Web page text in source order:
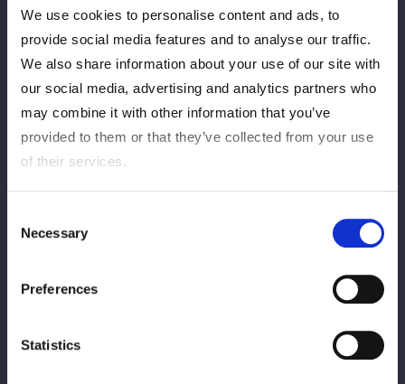
We use cookies to personalise content and ads, to
provide social media features and to analyse our traffic.
We also share information about your use of our site with
our social media, advertising and analytics partners who
may combine it with other information that you’ve
provided to them or that they’ve collected from your use
of their services.
Selection
Necessary
Preferences
Statistics
【なつぽい選手着用Tシャツ】
やさしいピンクカラーのボディに、「Sleeper Hold」のロゴと、
木々の間から顔をのぞかせる愛らしい動物のイラストをプリン